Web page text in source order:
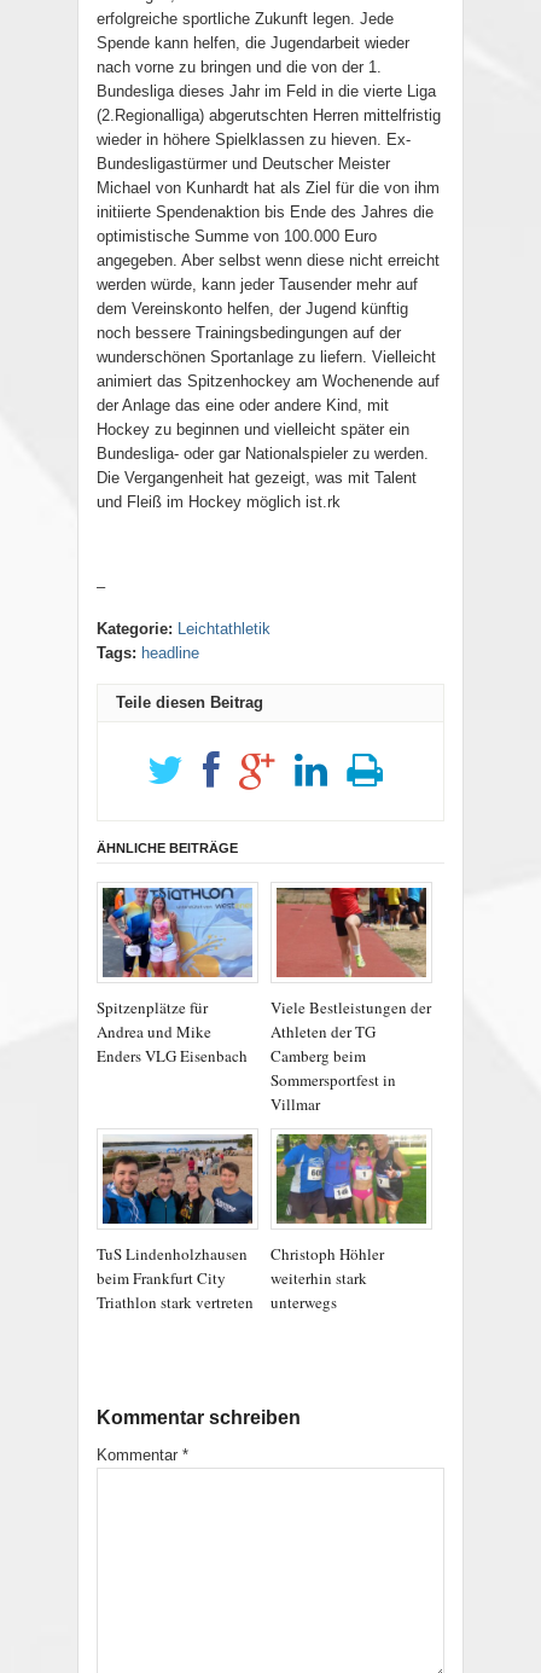
erfolgreiche sportliche Zukunft legen. Jede
Spende kann helfen, die Jugendarbeit wieder
nach vorne zu bringen und die von der 1.
Bundesliga dieses Jahr im Feld in die vierte Liga
(2.Regionalliga) abgerutschten Herren mittelfristig
wieder in höhere Spielklassen zu hieven. Ex-
Bundesligastürmer und Deutscher Meister
Michael von Kunhardt hat als Ziel für die von ihm
initiierte Spendenaktion bis Ende des Jahres die
optimistische Summe von 100.000 Euro
angegeben. Aber selbst wenn diese nicht erreicht
werden würde, kann jeder Tausender mehr auf
dem Vereinskonto helfen, der Jugend künftig
noch bessere Trainingsbedingungen auf der
wunderschönen Sportanlage zu liefern. Vielleicht
animiert das Spitzenhockey am Wochenende auf
der Anlage das eine oder andere Kind, mit
Hockey zu beginnen und vielleicht später ein
Bundesliga- oder gar Nationalspieler zu werden.
Die Vergangenheit hat gezeigt, was mit Talent
und Fleiß im Hockey möglich ist.rk
–
Kategorie: Leichtathletik
Tags: headline
Teile diesen Beitrag
ÄHNLICHE BEITRÄGE
Spitzenplätze für
Andrea und Mike
Enders VLG Eisenbach
Viele Bestleistungen der
Athleten der TG
Camberg beim
Sommersportfest in
Villmar
TuS Lindenholzhausen
beim Frankfurt City
Triathlon stark vertreten
Christoph Höhler
weiterhin stark
unterwegs
Kommentar schreiben
Kommentar *